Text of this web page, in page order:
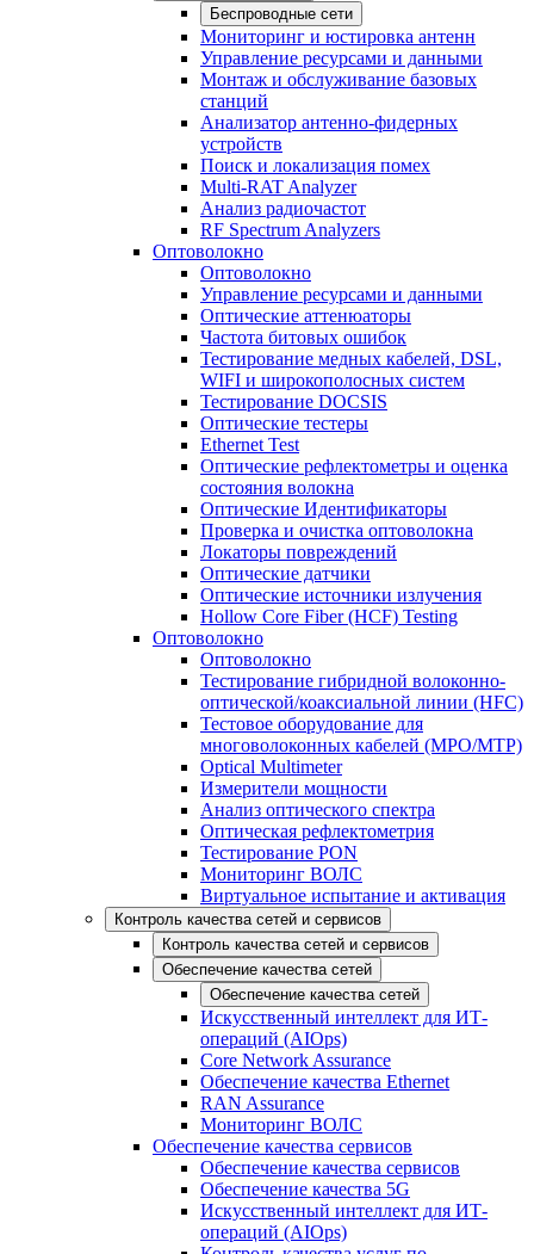
Беспроводные сети
Мониторинг и юстировка антенн
Управление ресурсами и данными
Монтаж и обслуживание базовых
станций
Анализатор антенно-фидерных
устройств
Поиск и локализация помех
Multi-RAT Analyzer
Анализ радиочастот
RF Spectrum Analyzers
Оптоволокно
Оптоволокно
Управление ресурсами и данными
Оптические aттенюаторы
Частота битовых ошибок
Тестирование медных кабелей, DSL,
WIFI и широкополосных систем
Тестирование DOCSIS
Оптические тестеры
Ethernet Test
Оптические рефлектометры и оценка
состояния волокна
Оптические Идентификаторы
Проверка и очистка оптоволокна
Локаторы повреждений
Оптические датчики
Оптические источники излучения
Hollow Core Fiber (HCF) Testing
Оптоволокно
Оптоволокно
Тестирование гибридной волоконно-
оптической/коаксиальной линии (HFC)
Тестовое оборудование для
многоволоконных кабелей (MPO/MTP)
Optical Multimeter
Измерители мощности
Анализ оптического спектра
Оптическая рефлектометрия
Тестирование PON
Мониторинг ВОЛС
Виртуальное испытание и активация
Контроль качества сетей и сервисов
Контроль качества сетей и сервисов
Обеспечение качества сетей
Обеспечение качества сетей
Искусственный интеллект для ИТ-
операций (AIOps)
Core Network Assurance
Обеспечение качества Ethernet
RAN Assurance
Мониторинг ВОЛС
Обеспечение качества сервисов
Обеспечение качества сервисов
Обеспечение качества 5G
Искусственный интеллект для ИТ-
операций (AIOps)